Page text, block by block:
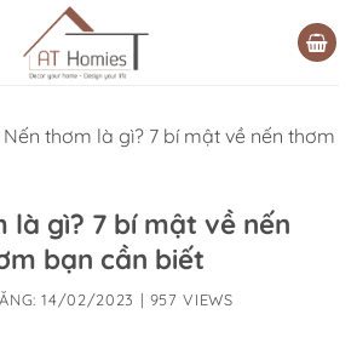
Nến thơm là gì? 7 bí mật về nến thơm
là gì? 7 bí mật về nến
bạn cần biết
14/02/2023 | 957 VIEWS